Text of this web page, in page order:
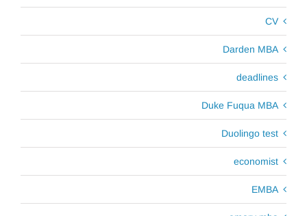
CV
Darden MBA
deadlines
Duke Fuqua MBA
Duolingo test
economist
EMBA